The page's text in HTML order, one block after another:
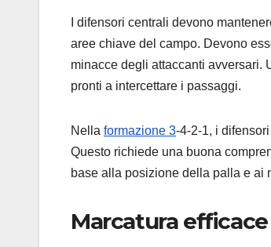
I difensori centrali devono
aree chiave del campo. Devono
minacce degli attaccanti avversari.
pronti a intercettare i passaggi.
Nella formazione 3-4-2-1, i
Questo richiede una buona
base alla posizione della palla e ai
Marcatura